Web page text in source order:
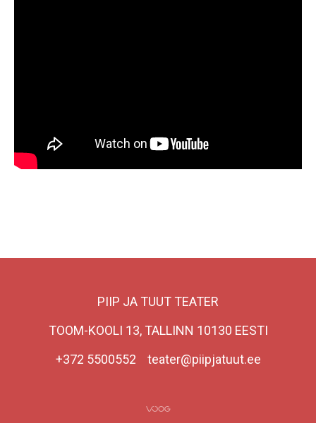
PIIP JA TUUT TEATER
TOOM-KOOLI 13, TALLINN 10130 EESTI
+372 5500552 teater@piipjatuut.ee